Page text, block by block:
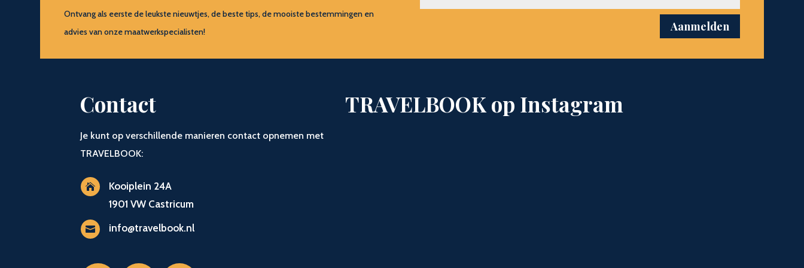
Ontvang als eerste de leukste nieuwtjes, de beste tips, de mooiste bestemmingen en
advies van onze maatwerkspecialisten!
Aanmelden
Contact
Je kunt op verschillende manieren contact opnemen met
TRAVELBOOK:

Kooiplein 24A
1901 VW Castricum
 info@travelbook.nl
TRAVELBOOK op Instagram